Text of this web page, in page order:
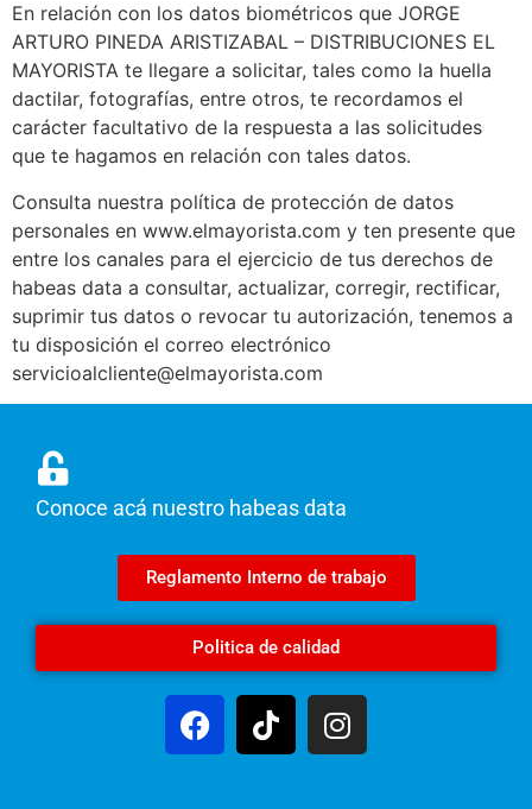
En relación con los datos biométricos que JORGE
ARTURO PINEDA ARISTIZABAL – DISTRIBUCIONES EL
MAYORISTA te llegare a solicitar, tales como la huella
dactilar, fotografías, entre otros, te recordamos el
carácter facultativo de la respuesta a las solicitudes
que te hagamos en relación con tales datos.
Consulta nuestra política de protección de datos
personales en www.elmayorista.com y ten presente que
entre los canales para el ejercicio de tus derechos de
habeas data a consultar, actualizar, corregir, rectificar,
suprimir tus datos o revocar tu autorización, tenemos a
tu disposición el correo electrónico
servicioalcliente@elmayorista.com
Conoce acá nuestro habeas data
Reglamento Interno de trabajo
Politica de calidad